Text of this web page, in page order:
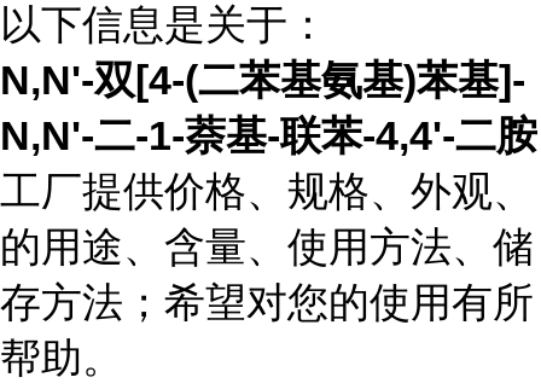
以下信息是关于：
N,N'-双[4-(二苯基氨基)苯基]-
N,N'-二-1-萘基-联苯-4,4'-二胺
工厂提供价格、规格、外观、
的用途、含量、使用方法、储
存方法；希望对您的使用有所
帮助。